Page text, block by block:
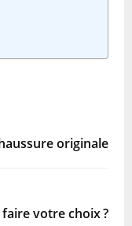
originale
votre choix ?